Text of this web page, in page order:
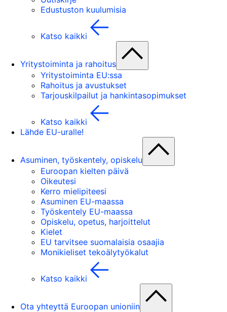
Edustuston kuulumisia
Katso kaikki
Yritystoiminta ja rahoitus
Yritystoiminta EU:ssa
Rahoitus ja avustukset
Tarjouskilpailut ja hankintasopimukset
Katso kaikki
Lähde EU-uralle!
Asuminen, työskentely, opiskelu
Euroopan kielten päivä
Oikeutesi
Kerro mielipiteesi
Asuminen EU-maassa
Työskentely EU-maassa
Opiskelu, opetus, harjoittelut
Kielet
EU tarvitsee suomalaisia osaajia
Monikieliset tekoälytyökalut
Katso kaikki
Ota yhteyttä Euroopan unioniin